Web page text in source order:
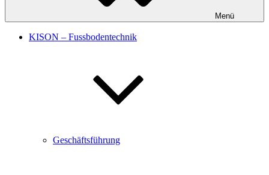
Menü
KISON – Fussbodentechnik
Geschäftsführung